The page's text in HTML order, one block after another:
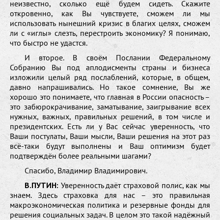
неизвестно, сколько ещё будем сидеть. Скажите
откровенно, как Вы чувствуете, сможем ли мы
использовать нынешний кризис в благих целях, сможем
ли с «иглы» слезть, перестроить экономику? Я понимаю,
что быстро не удастся.
И второе. В своём Послании Федеральному
Собранию Вы под аплодисменты страны и бизнеса
изложили целый ряд послаблений, которые, в общем,
давно напрашивались. Но такое сомнение, Вы же
хорошо это понимаете, что главная в России опасность –
это забюрокрачивание, заматывание, заигрывание всех
нужных, важных, правильных решений, в том числе и
президентских. Есть ли у Вас сейчас уверенность, что
Ваши постулаты, Ваши мысли, Ваши решения на этот раз
всё-таки будут выполнены и Ваш оптимизм будет
подтверждён более реальными шагами?
Спасибо, Владимир Владимирович.
В.ПУТИН: Уверенность даёт страховой полис, как мы
знаем. Здесь страховка для нас – это правильная
макроэкономическая политика и резервные фонды для
решения социальных задач. В целом это такой надёжный